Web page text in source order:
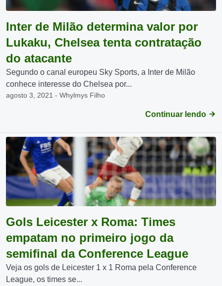
Inter de Milão determina valor por
Lukaku, Chelsea tenta contratação
do atacante
Segundo o canal europeu Sky Sports, a Inter de Milão
conhece interesse do Chelsea por...
agosto 3, 2021 - Whylmys Filho
Continuar lendo
Gols Leicester x Roma: Times
empatam no primeiro jogo da
semifinal da Conference League
Veja os gols de Leicester 1 x 1 Roma pela Conference
League, os times se...